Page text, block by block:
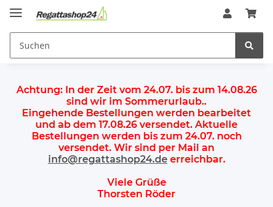
Achtung: In der Zeit vom 24.07. bis zum 14.08.26
sind wir im Sommerurlaub..
Eingehende Bestellungen werden bearbeitet
und ab dem 17.08.26 versendet. Aktuelle
Bestellungen werden bis zum 24.07.noch
versendet. Wir sind per Mail an
info@regattashop24.deerreichbar.
Viele Grüße
Thorsten Röder